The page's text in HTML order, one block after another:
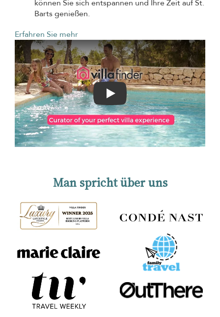
können Sie sich entspannen und Ihre Zeit auf St.
Barts genießen.
Erfahren Sie mehr
Play
Man spricht über uns